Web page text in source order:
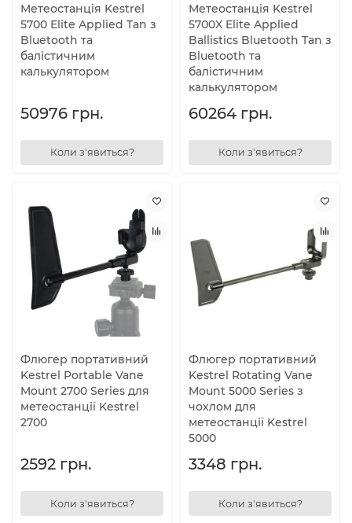
Метеостанція Kestrel
5700 Elite Applied Tan з
Bluetooth та
балістичним
калькулятором
50976 грн.
Коли з'явиться?
Метеостанція Kestrel
5700X Elite Applied
Ballistics Bluetooth Tan з
Bluetooth та
балістичним
калькулятором
60264 грн.
Коли з'явиться?
Флюгер портативний
Kestrel Portable Vane
Mount 2700 Series для
метеостанції Kestrel
2700
2592 грн.
Коли з'явиться?
Флюгер портативний
Kestrel Rotating Vane
Mount 5000 Series з
чохлом для
метеостанції Kestrel
5000
3348 грн.
Коли з'явиться?